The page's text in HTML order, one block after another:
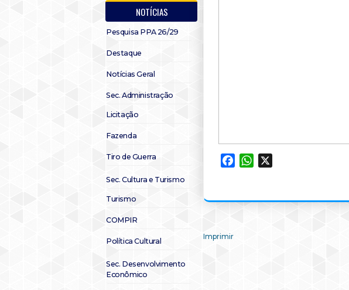
NOTÍCIAS
Pesquisa PPA 26/29
Destaque
Notícias Geral
Sec. Administração
Licitação
Fazenda
Tiro de Guerra
Sec. Cultura e Turismo
Turismo
COMPIR
Política Cultural
Sec. Desenvolvimento
Econômico
FacebookWhatsApp
Imprimir